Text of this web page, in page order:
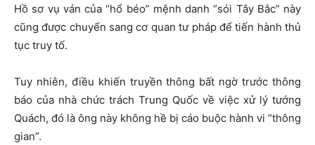
Hồ sơ vụ ván của “hổ béo” mệnh danh “sói Tây Bắc” này
cũng được chuyển sang cơ quan tư pháp để tiến hành thủ
tục truy tố.
Tuy nhiên, điều khiến truyền thông bất ngờ trước thông
báo của nhà chức trách Trung Quốc về việc xử lý tướng
Quách, đó là ông này không hề bị cáo buộc hành vi “thông
gian”.